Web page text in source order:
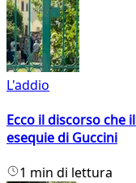
L'addio
Ecco il discorso che
esequie di Guccini
1 min di lettura